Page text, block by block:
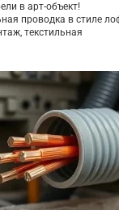
в арт-объект!
проводка в стиле
текстильная